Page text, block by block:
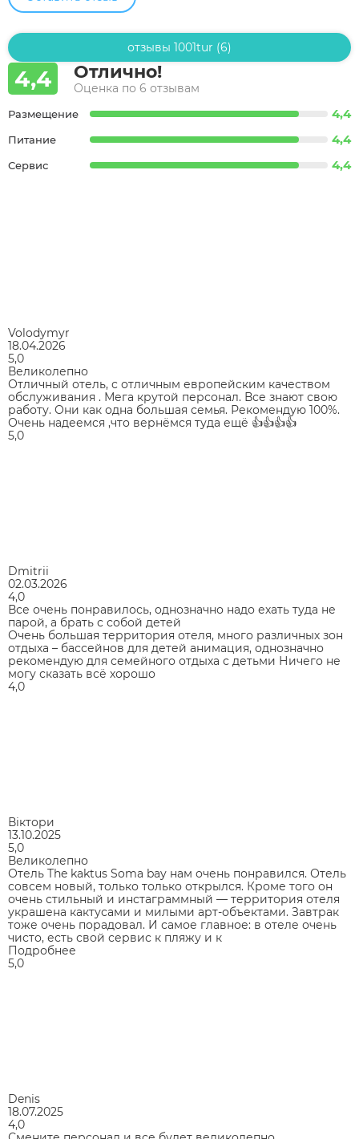
отзывы 1001tur (6)
4,4 Отлично!
Оценка по 6 отзывам
Размещение 4,4
Питание 4,4
Сервис 4,4
Volodymyr
18.04.2026
5,0
Великолепно
Отличный отель, с отличным европейским качеством
обслуживания . Мега крутой персонал. Все знают свою
работу. Они как одна большая семья. Рекомендую 100%.
Очень надеемся ,что вернёмся туда ещё 👍👍👍👍
5,0
Dmitrii
02.03.2026
4,0
Все очень понравилось, однозначно надо ехать туда не
парой, а брать с собой детей
Очень большая территория отеля, много различных зон
отдыха – бассейнов для детей анимация, однозначно
рекомендую для семейного отдыха с детьми Ничего не
могу сказать всё хорошо
4,0
Віктори
13.10.2025
5,0
Великолепно
Отель The kaktus Soma bay нам очень понравился. Отель
совсем новый, только только открылся. Кроме того он
очень стильный и инстаграммный — территория отеля
украшена кактусами и милыми арт-объектами. Завтрак
тоже очень порадовал. И самое главное: в отеле очень
чисто, есть свой сервис к пляжу и к
Подробнее
5,0
Denis
18.07.2025
4,0